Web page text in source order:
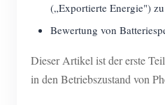
(„Exportierte Energie")
Bewertung von
Dieser Artikel ist der erste
in den Betriebszustand von